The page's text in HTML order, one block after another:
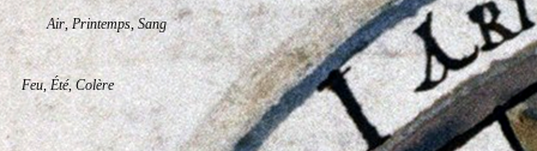
Air, Printemps,Sang
Feu,Été,Colère